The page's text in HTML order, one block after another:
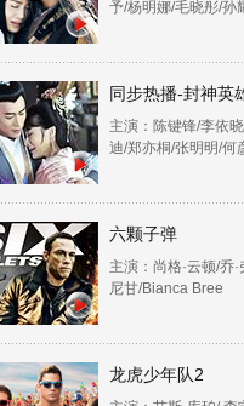
予/杨明娜/毛晓彤/孙
同步热播-封神英
主演：陈键锋/李依
迪/郑亦桐/张明明/何
六颗子弹
主演：尚格·云顿/乔·
尼甘/Bianca Bree
龙虎少年队2